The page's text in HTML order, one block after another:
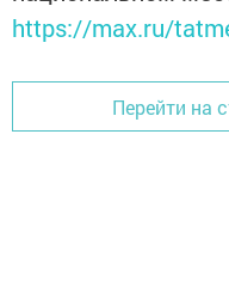
https://max.ru/
Перейти на